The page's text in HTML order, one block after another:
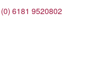
6181 9520802